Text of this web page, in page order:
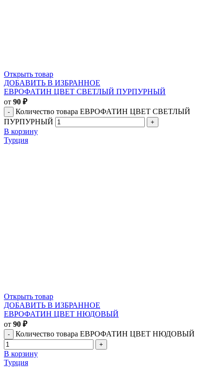
Открыть товар
ДОБАВИТЬ В ИЗБРАННОЕ
ЕВРОФАТИН ЦВЕТ СВЕТЛЫЙ ПУРПУРНЫЙ
от 90 ₽
Количество товара ЕВРОФАТИН ЦВЕТ СВЕТЛЫЙ
ПУРПУРНЫЙ
В корзину
Турция
Открыть товар
ДОБАВИТЬ В ИЗБРАННОЕ
ЕВРОФАТИН ЦВЕТ НЮДОВЫЙ
от 90 ₽
Количество товара ЕВРОФАТИН ЦВЕТ НЮДОВЫЙ
В корзину
Турция